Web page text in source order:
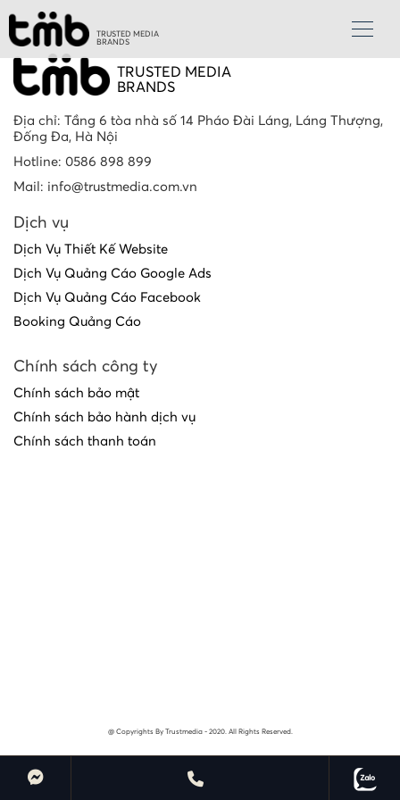
TRUSTED MEDIA
BRANDS
TRUSTED MEDIA
BRANDS
Địa chỉ: Tầng 6 tòa nhà số 14 Pháo Đài Láng, Láng Thượng,
Đống Đa, Hà Nội
Hotline: 0586 898 899
Mail: info@trustmedia.com.vn
Dịch vụ
Dịch Vụ Thiết Kế Website
Dịch Vụ Quảng Cáo Google Ads
Dịch Vụ Quảng Cáo Facebook
Booking Quảng Cáo
Chính sách công ty
Chính sách bảo mật
Chính sách bảo hành dịch vụ
Chính sách thanh toán
@ Copyrights By Trustmedia - 2020. All Rights Reserved.